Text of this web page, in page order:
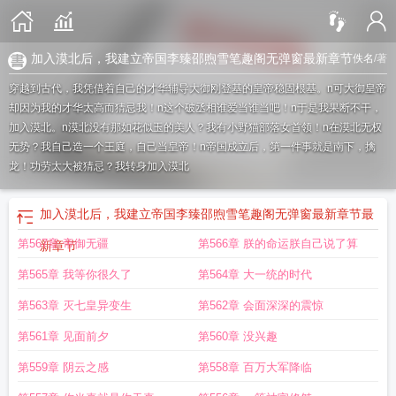
佚名/著
加入漠北后，我建立帝国李臻邵煦雪笔趣阁无弹窗最新章节
穿越到古代，我凭借着自己的才华辅导大御刚登基的皇帝稳固根基。n可大御皇帝
却因为我的才华太高而猜忌我！n这个破丞相谁爱当谁当吧！n于是我果断不干，
加入漠北。n漠北没有那如花似玉的美人？我有小野猫部落女首领！n在漠北无权
无势？我自己造一个王庭，自己当皇帝！n帝国成立后，第一件事就是南下，擒
龙！功劳太大被猜忌？我转身加入漠北
加入漠北后，我建立帝国李臻邵煦雪笔趣阁无弹窗最新章节最
新章节
第567章 帝御无疆 第566章 朕的命运朕自己说了算
第565章 我等你很久了 第564章 大一统的时代
第563章 灭七皇异变生 第562章 会面深深的震惊
第561章 见面前夕 第560章 没兴趣
第559章 阴云之感 第558章 百万大军降临